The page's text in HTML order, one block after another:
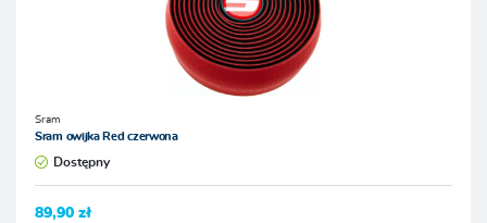
Sram
Sram owijka Red czerwona
Dostępny
89,90 zł